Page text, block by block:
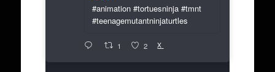
#animation #tortuesninja #tmnt
#teenagemutantninjaturtles
1 2 X